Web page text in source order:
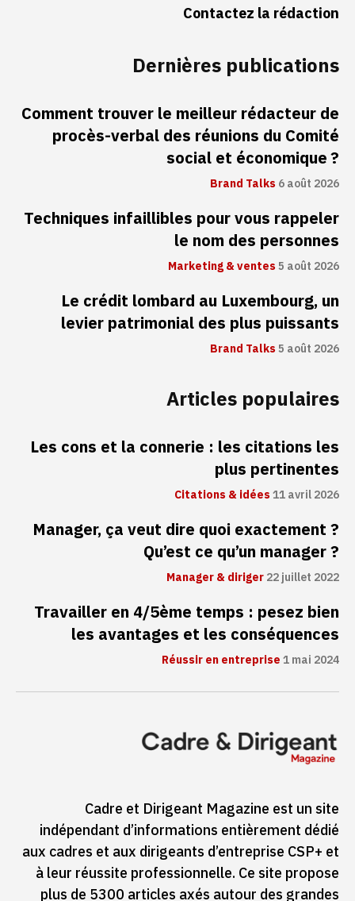
Contactez la rédaction
Dernières publications
Comment trouver le meilleur rédacteur de
procès-verbal des réunions du Comité
social et économique ?
Brand Talks6 août 2026
Techniques infaillibles pour vous rappeler
le nom des personnes
Marketing & ventes5 août 2026
Le crédit lombard au Luxembourg, un
levier patrimonial des plus puissants
Brand Talks5 août 2026
Articles populaires
Les cons et la connerie : les citations les
plus pertinentes
Citations & idées11 avril 2026
Manager, ça veut dire quoi exactement ?
Qu’est ce qu’un manager ?
Manager & diriger22 juillet 2022
Travailler en 4/5ème temps : pesez bien
les avantages et les conséquences
Réussir en entreprise1 mai 2024
Cadre et Dirigeant Magazine est un site
indépendant d’informations entièrement dédié
aux cadres et aux dirigeants d’entreprise CSP+ et
à leur réussite professionnelle. Ce site propose
plus de 5300 articles axés autour des grandes